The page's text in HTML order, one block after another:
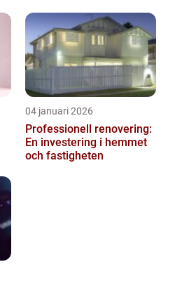
04 januari 2026
Professionell renovering:
En investering i hemmet
och fastigheten